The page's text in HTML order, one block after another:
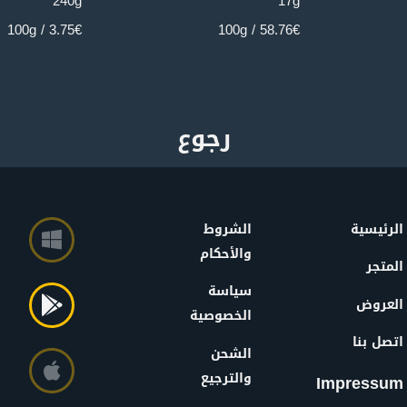
58.76€ / 100g
3.75€ / 100g
الرئيسية
المتجر
العروض
اتصل بنا
Impressum
الشروط
والأحكام
سياسة
الخصوصية
الشحن
والترجيع